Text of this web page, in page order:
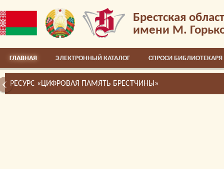
Брестская
имени М.
ГЛАВНАЯ ЭЛЕКТРОННЫЙ КАТАЛОГ СПРОСИ БИБЛИОТЕКАРЯ
РЕСУРС «ЦИФРОВАЯ ПАМЯТЬ БРЕСТЧИНЫ»